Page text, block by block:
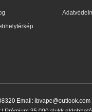
Email: ibvape@outlook.com